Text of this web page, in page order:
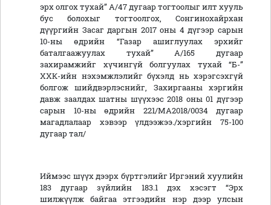
эрх олгох тухай” А/47 дугаар тогтоолыг илт хууль
бус болохыг тогтоолгох, Сонгинохайрхан
дүүргийн Засаг даргын 2017 оны 4 дүгээр сарын
10-ны өдрийн “Газар ашиглуулах эрхийг
баталгаажуулах тухай” А/165 дугаар
захирамжийг хүчингүй болгуулах тухай “Б-”
ХХК-ийн нэхэмжлэлийг бүхэлд нь хэрэгсэхгүй
болгож шийдвэрлэснийг, Захиргааны хэргийн
давж заалдах шатны шүүхээс 2018 оны 01 дүгээр
сарын 10-ны өдрийн 221/МА2018/0034 дугаар
магадлалаар хэвээр үлдээжээ./хэргийн 75-100
дугаар тал/
Иймээс шүүх дээрх бүртгэлийг Иргэний хуулийн
183 дугаар зүйлийн 183.1 дэх хэсэгт “Эрх
шилжүүлж байгаа этгээдийн нэр дээр улсын